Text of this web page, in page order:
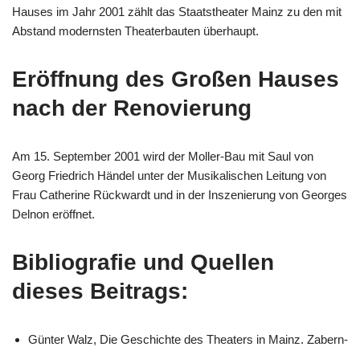
Hauses im Jahr 2001 zählt das Staatstheater Mainz zu den mit
Abstand modernsten Theaterbauten überhaupt.
Eröffnung des Großen Hauses
nach der Renovierung
Am 15. September 2001 wird der Moller-Bau mit Saul von
Georg Friedrich Händel unter der Musikalischen Leitung von
Frau Catherine Rückwardt und in der Inszenierung von Georges
Delnon eröffnet.
Bibliografie und Quellen
dieses Beitrags:
Günter Walz, Die Geschichte des Theaters in Mainz. Zabern-